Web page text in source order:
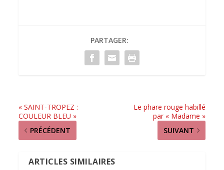
PARTAGER:
« SAINT-TROPEZ :
COULEUR BLEU »
PRÉCÉDENT
Le phare rouge habillé
par « Madame »
SUIVANT
ARTICLES SIMILAIRES